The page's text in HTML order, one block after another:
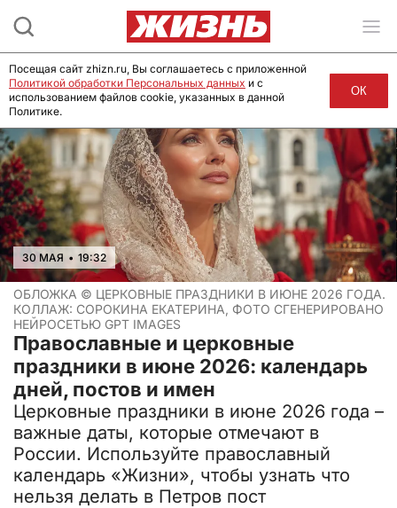
30 МАЯ • 19:32
ОБЛОЖКА © ЦЕРКОВНЫЕ ПРАЗДНИКИ В ИЮНЕ 2026 ГОДА.
КОЛЛАЖ: СОРОКИНА ЕКАТЕРИНА, ФОТО СГЕНЕРИРОВАНО
НЕЙРОСЕТЬЮ GPT IMAGES
Православные и церковные
праздники в июне 2026: календарь
дней, постов и имен
Церковные праздники в июне 2026 года –
важные даты, которые отмечают в
России. Используйте православный
календарь «Жизни», чтобы узнать что
нельзя делать в Петров пост
Посещая сайт zhizn.ru, Вы соглашаетесь с приложенной
Политикой обработки Персональных данных и с
использованием файлов cookie, указанных в данной
Политике.
ОК